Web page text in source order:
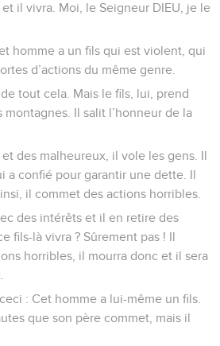
il vivra. Moi, le Seigneur DIEU, je le
homme a un fils qui est violent, qui
d’actions du même genre.
tout cela. Mais le fils, lui, prend
montagnes. Il salit l’honneur de la
des malheureux, il vole les gens. Il
a confié pour garantir une dette. Il
il commet des actions horribles.
des intérêts et il en retire des
fils-là vivra ? Sûrement pas ! Il
horribles, il mourra donc et il sera
: Cet homme a lui-même un fils.
que son père commet, mais il